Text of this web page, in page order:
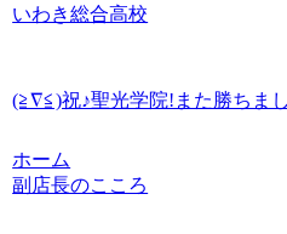
いわき総合高校
(≧∇≦)祝♪聖光学院!また勝ちま
ホーム
副店長のこころ